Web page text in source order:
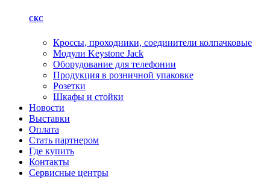
СКС
Кроссы, проходники, соединители колпачковые
Модули Keystone Jack
Оборудование для телефонии
Продукция в розничной упаковке
Розетки
Шкафы и стойки
Новости
Выставки
Оплата
Стать партнером
Где купить
Контакты
Сервисные центры